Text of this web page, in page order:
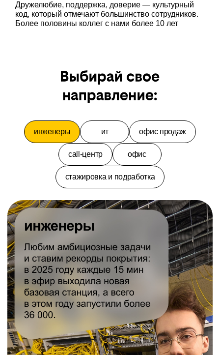
Дружелюбие, поддержка, доверие — культурный
код, который отмечают большинство сотрудников.
Более половины коллег с нами более 10 лет
инженеры ит офис продаж
call-центр офис
стажировка и подработка